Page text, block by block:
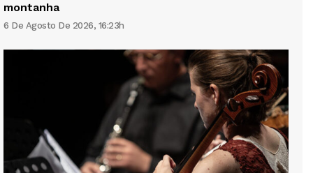
montanha
6 De Agosto De 2026, 16:23h